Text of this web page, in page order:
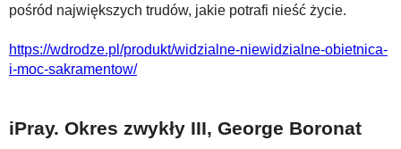
pośród największych trudów, jakie potrafi nieść życie.
https://wdrodze.pl/produkt/widzialne-niewidzialne-obietnica-
i-moc-sakramentow/
iPray. Okres zwykły III, George Boronat